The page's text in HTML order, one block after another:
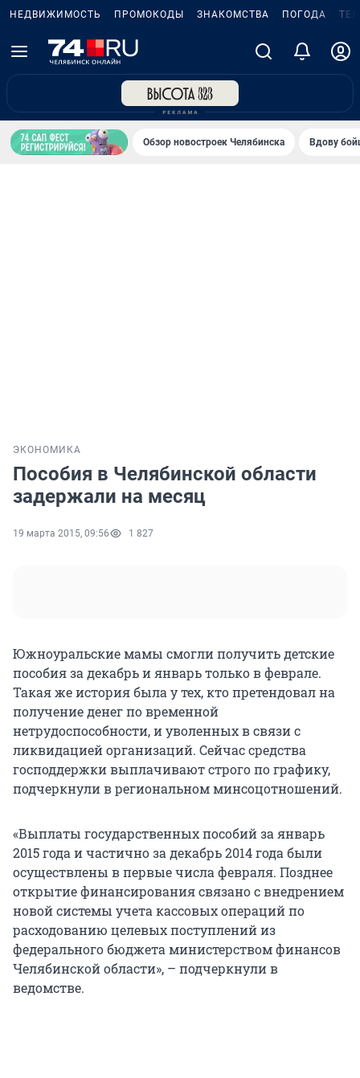
НЕДВИЖИМОСТЬ ПРОМОКОДЫ ЗНАКОМСТВА ПОГОДА
Обзор новостроек Челябинска Вдову
ЭКОНОМИКА
Пособия в Челябинской области
задержали на месяц
19 марта 2015, 09:56 1 827
Южноуральские мамы смогли получить детские
пособия за декабрь и январь только в феврале.
Такая же история была у тех, кто претендовал на
получение денег по временной
нетрудоспособности, и уволенных в связи с
ликвидацией организаций. Сейчас средства
господдержки выплачивают строго по графику,
подчеркнули в региональном минсоцотношений.
«Выплаты государственных пособий за январь
2015 года и частично за декабрь 2014 года были
осуществлены в первые числа февраля. Позднее
открытие финансирования связано с внедрением
новой системы учета кассовых операций по
расходованию целевых поступлений из
федерального бюджета министерством финансов
Челябинской области», – подчеркнули в
ведомстве.